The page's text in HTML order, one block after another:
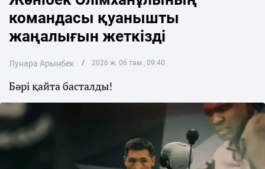
командасы қуанышты
жаңалығын жеткізді
Лунара Арынбек 2026 ж. 06 там., 09:40
Бәрі қайта басталды!